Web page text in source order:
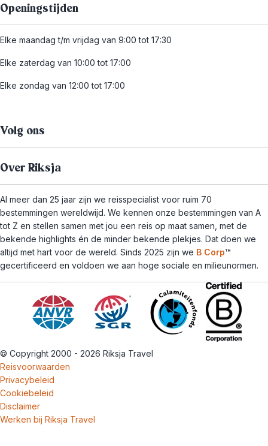
Openingstijden
Elke maandag t/m vrijdag van 9:00 tot 17:30
Elke zaterdag van 10:00 tot 17:00
Elke zondag van 12:00 tot 17:00
Volg ons
Over Riksja
Al meer dan 25 jaar zijn we reisspecialist voor ruim 70
bestemmingen wereldwijd. We kennen onze bestemmingen van A
tot Z en stellen samen met jou een reis op maat samen, met de
bekende highlights én de minder bekende plekjes. Dat doen we
altijd met hart voor de wereld. Sinds 2025 zijn we B Corp™
gecertificeerd en voldoen we aan hoge sociale en milieunormen.
© Copyright 2000 - 2026 Riksja Travel
Reisvoorwaarden
Privacybeleid
Cookiebeleid
Disclaimer
Werken bij Riksja Travel